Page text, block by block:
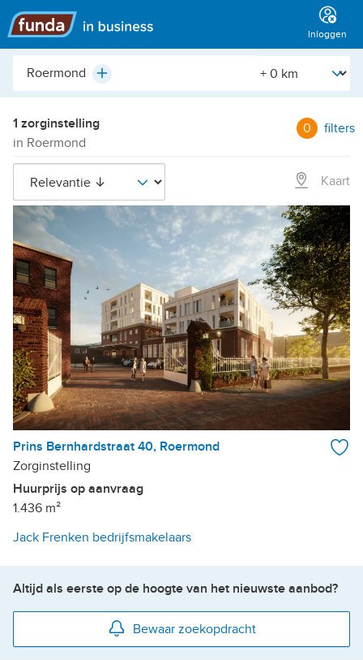
Hoofdmenu
Inloggen
Plaats,
etc.
Plus [Straal]
1 zorginstelling
in Roermond
0 filters
Kaart
Prins Bernhardstraat 40, Roermond
Zorginstelling
Huurprijs op aanvraag
1.436 m²
Jack Frenken bedrijfsmakelaars
Altijd als eerste op de hoogte van het nieuwste aanbod?
Bewaar zoekopdracht